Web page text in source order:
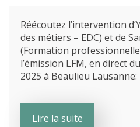
Réécoutez l’intervention
des métiers – EDC) et de
(Formation professionnelle
l’émission LFM, en direct
2025 à Beaulieu
Lire la suite